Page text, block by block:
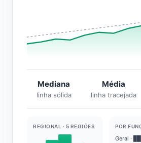
Mediana
linha sólida
Média
linha tracejada
REGIONAL · 5 REGIÕES POR
Geral ·